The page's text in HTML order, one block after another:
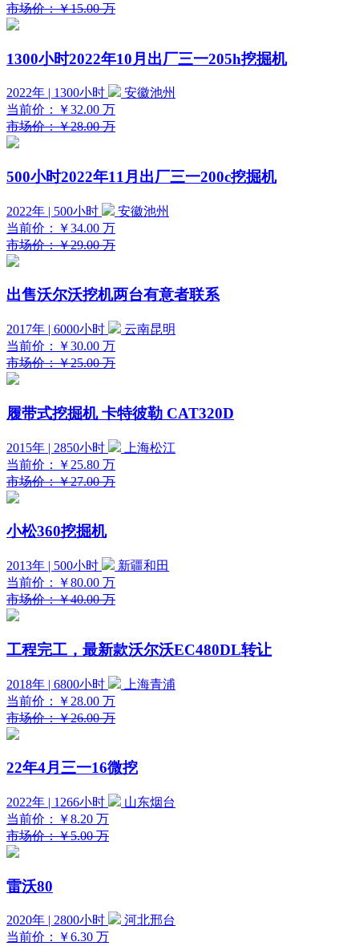
市场价：￥15.00 万
1300小时2022年10月出厂三一205h挖掘机
2022年 | 1300小时
安徽池州
当前价：
￥32.00 万
市场价：￥28.00 万
500小时2022年11月出厂三一200c挖掘机
2022年 | 500小时
安徽池州
当前价：
￥34.00 万
市场价：￥29.00 万
出售沃尔沃挖机两台有意者联系
2017年 | 6000小时
云南昆明
当前价：
￥30.00 万
市场价：￥25.00 万
履带式挖掘机 卡特彼勒 CAT320D
2015年 | 2850小时
上海松江
当前价：
￥25.80 万
市场价：￥27.00 万
小松360挖掘机
2013年 | 500小时
新疆和田
当前价：
￥80.00 万
市场价：￥40.00 万
工程完工，最新款沃尔沃EC480DL转让
2018年 | 6800小时
上海青浦
当前价：
￥28.00 万
市场价：￥26.00 万
22年4月三一16微挖
2022年 | 1266小时
山东烟台
当前价：
￥8.20 万
市场价：￥5.00 万
雷沃80
2020年 | 2800小时
河北邢台
当前价：
￥6.30 万